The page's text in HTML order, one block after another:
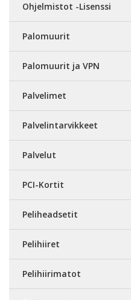
Ohjelmistot -Lisenssi
Palomuurit
Palomuurit ja VPN
Palvelimet
Palvelintarvikkeet
Palvelut
PCI-Kortit
Peliheadsetit
Pelihiiret
Pelihiirimatot